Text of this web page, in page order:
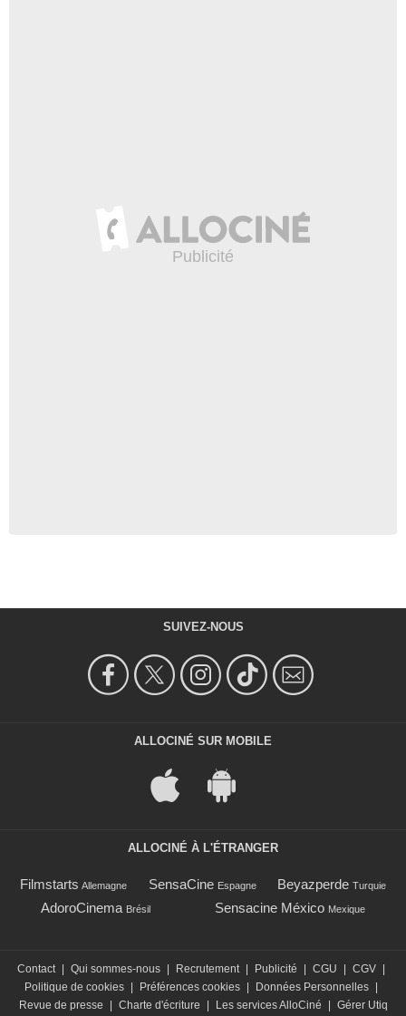
SUIVEZ-NOUS
ALLOCINÉ SUR MOBILE
ALLOCINÉ À L'ÉTRANGER
Filmstarts Allemagne SensaCine Espagne Beyazperde Turquie
AdoroCinema Brésil Sensacine México Mexique
Contact | Qui sommes-nous | Recrutement | Publicité | CGU | CGV |
Politique de cookies | Préférences cookies | Données Personnelles |
Revue de presse
| Charte d'écriture | Les services AlloCiné | Gérer Utiq